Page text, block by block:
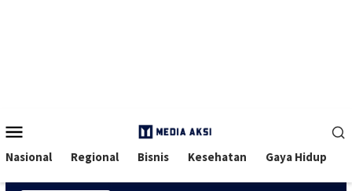
Mobile
Nasional Regional Bisnis Kesehatan Gaya Hidup